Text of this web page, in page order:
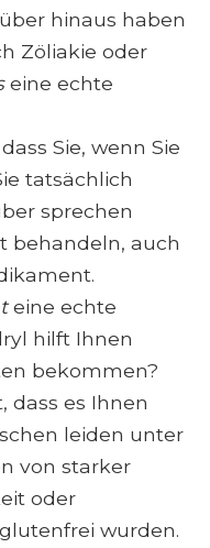
hinaus haben
Zöliakie oder
eine echte
Sie, wenn Sie
tatsächlich
sprechen
behandeln, auch
eine echte
hilft Ihnen
bekommen?
dass es Ihnen
leiden unter
von starker
oder
wurden.